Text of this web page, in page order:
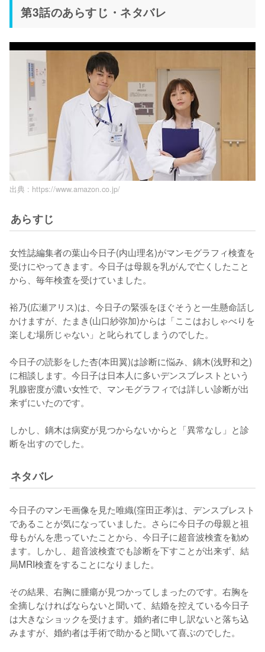
第3話のあらすじ・ネタバレ
出典 : https://www.amazon.co.jp/
あらすじ
女性誌編集者の葉山今日子(内山理名)がマンモグラフィ検査を
受けにやってきます。今日子は母親を乳がんで亡くしたこと
から、毎年検査を受けていました。
裕乃(広瀬アリス)は、今日子の緊張をほぐそうと一生懸命話し
かけますが、たまき(山口紗弥加)からは「ここはおしゃべりを
楽しむ場所じゃない」と叱られてしまうのでした。
今日子の読影をした杏(本田翼)は診断に悩み、鏑木(浅野和之)
に相談します。今日子は日本人に多いデンスブレストという
乳腺密度が濃い女性で、マンモグラフィでは詳しい診断が出
来ずにいたのです。
しかし、鏑木は病変が見つからないからと「異常なし」と診
断を出すのでした。
ネタバレ
今日子のマンモ画像を見た唯織(窪田正孝)は、デンスブレスト
であることが気になっていました。さらに今日子の母親と祖
母もがんを患っていたことから、今日子に超音波検査を勧め
ます。しかし、超音波検査でも診断を下すことが出来ず、結
局MRI検査をすることになりました。
その結果、右胸に腫瘍が見つかってしまったのです。右胸を
全摘しなければならないと聞いて、結婚を控えている今日子
は大きなショックを受けます。婚約者に申し訳ないと落ち込
みますが、婚約者は手術で助かると聞いて喜ぶのでした。